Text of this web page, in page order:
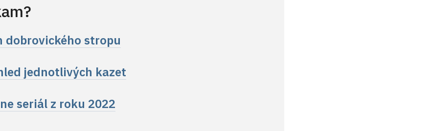
dobrovického stropu
jednotlivých kazet
seriál z roku 2022